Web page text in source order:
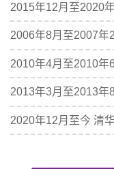
2015年12月至2020
2006年8月至2007年
2010年4月至2010年
2013年3月至2013年
2020年12月至今 清